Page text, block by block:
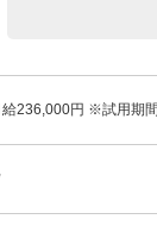
給236,000円 ※試用期